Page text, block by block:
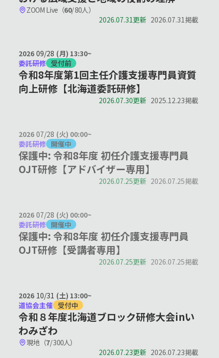
ZOOM Live（60/ 80人）
2026.07.31更新 2026.07.31掲載
2026 09/28 (月) 13:30~
委託研修 受付前
令和8年度第1回主任介護支援専門員資質
向上研修【北海道委託研修】
2026.07.30更新 2025.12.23掲載
2026 07/28 (火) 00:00~
委託研修 開催中
保護中: 令和8年度 初任介護支援専門員
OJT研修【アドバイザー専用】
2026.07.25更新 2026.07.25掲載
2026 07/28 (火) 00:00~
委託研修 開催中
保護中: 令和8年度 初任介護支援専門員
OJT研修【受講者専用】
2026.07.25更新 2026.07.25掲載
2026 10/31 (土) 13:00~
道協会主催 受付中
令和８年度北海道ブロック研修大会inい
わみざわ
現地（7/ 300人）
2026.07.23更新 2026.07.23掲載